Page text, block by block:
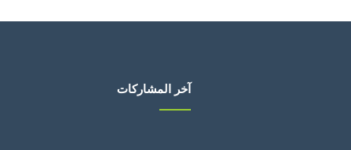
آخر المشاركات